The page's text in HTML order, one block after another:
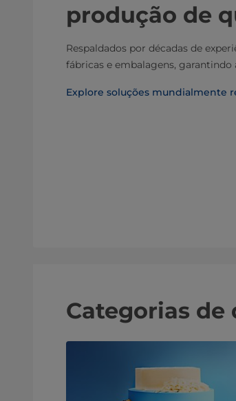
produção de
Respaldados por décadas de
fábricas e embalagens,
Explore soluções mundialmente
Categorias de